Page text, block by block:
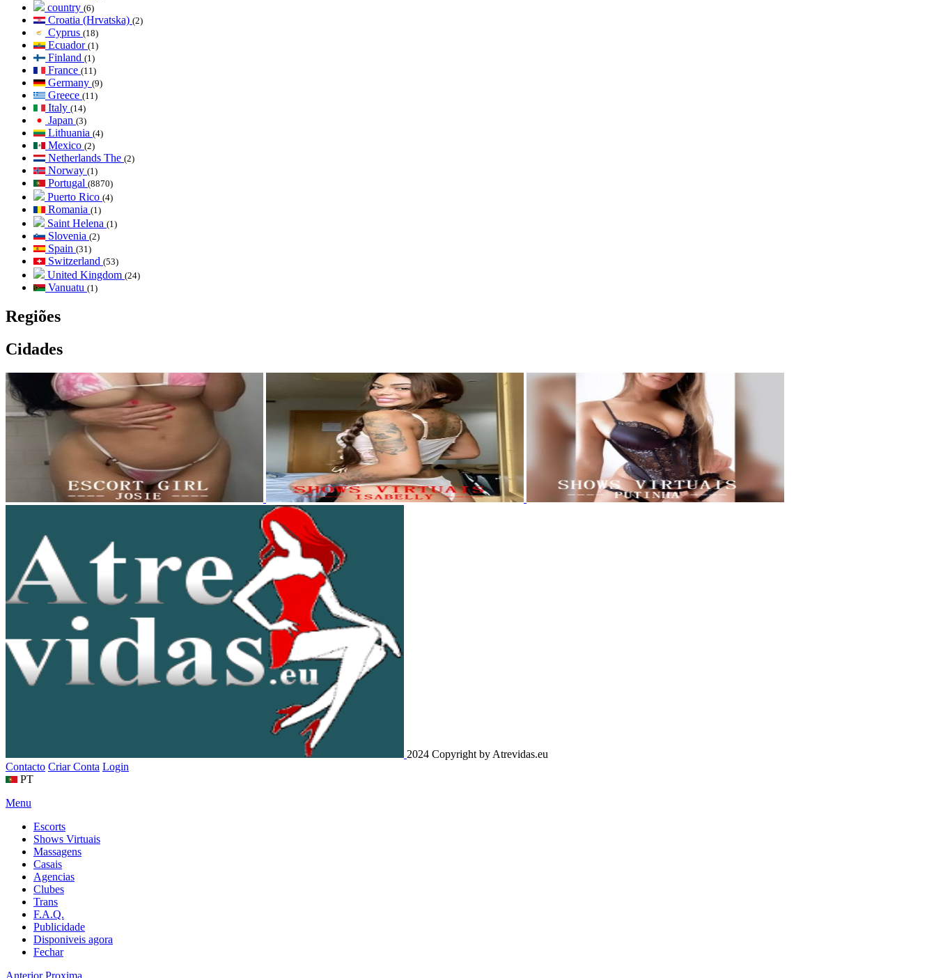
country (6)
Croatia (Hrvatska) (2)
Cyprus (18)
Ecuador (1)
Finland (1)
France (11)
Germany (9)
Greece (11)
Italy (14)
Japan (3)
Lithuania(4)
Mexico (2)
Netherlands The (2)
Norway (1)
Portugal (8870)
Puerto Rico (4)
Romania (1)
Saint Helena (1)
Slovenia (2)
Spain (31)
Switzerland (53)
United Kingdom (24)
Vanuatu (1)
Regiões
Cidades
2024 Copyright by Atrevidas.eu
Contacto Criar Conta Login
PT
Menu
Escorts
Shows Virtuais
Massagens
Casais
Agencias
Clubes
Trans
F.A.Q.
Publicidade
Disponiveis agora
Fechar